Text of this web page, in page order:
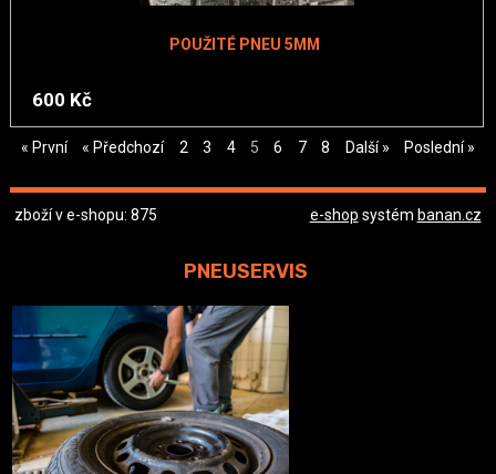
POUŽITÉ PNEU 5MM
600 Kč
« První « Předchozí 2 3 4 5 6 7 8 Další » Poslední »
zboží v e-shopu: 875 e-shop systém banan.cz
PNEUSERVIS